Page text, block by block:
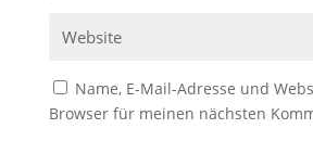
Name, E-Mail-Adresse und
Browser für meinen nächsten